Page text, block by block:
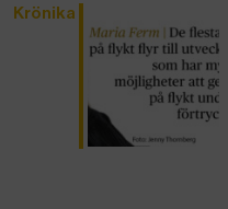
Krönika